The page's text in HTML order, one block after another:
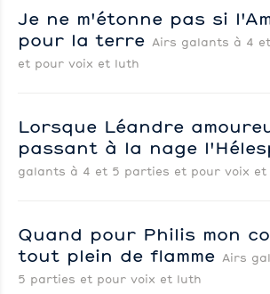
Je ne m'étonne pas si
pour la terre Airs galants à 4
et pour voix et luth
Lorsque Léandre
passant à la nage
galants à 4 et 5 parties et pour voix et
Quand pour Philis mon
tout plein de flamme Airs
5 parties et pour voix et luth